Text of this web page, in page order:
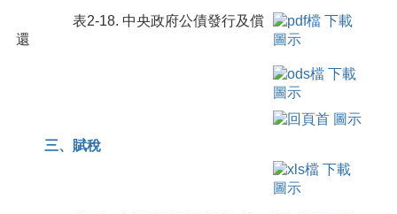
表2-18. 中央政府公債發行及償
還
三、賦稅